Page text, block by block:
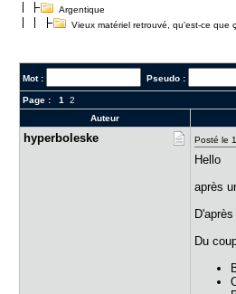
Argentique
Vieux matériel retrouvé, qu'est-ce que
Mot : Pseudo :
Page : 1 2
Auteur
hyperboles​ke Posté le
Hello
après
Du